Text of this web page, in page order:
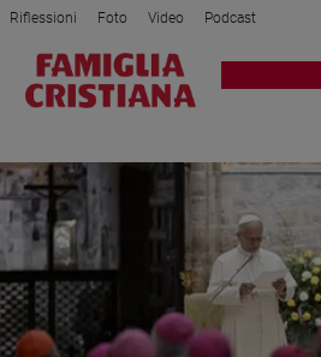
Attualità
Politica
Mondo
Economia
Legalità
e
giustizia
Riflessioni Foto Video Podcast
Privacy Policy Chi siamo
Registrati Redazione